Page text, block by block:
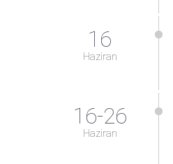
16
Haziran
16-26
Haziran